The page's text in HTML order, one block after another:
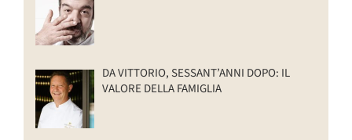
DA VITTORIO, SESSANT’ANNI DOPO: IL
VALORE DELLA FAMIGLIA